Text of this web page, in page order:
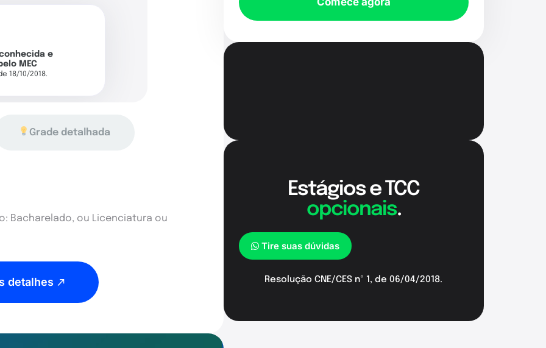
e
MEC
18/10/2018.
Grade detalhada
Bacharelado, ou Licenciatura ou
detalhes
Estágios e TCC
opcionais.
Tire suas dúvidas
Resolução CNE/CES nº 1, de 06/04/2018.